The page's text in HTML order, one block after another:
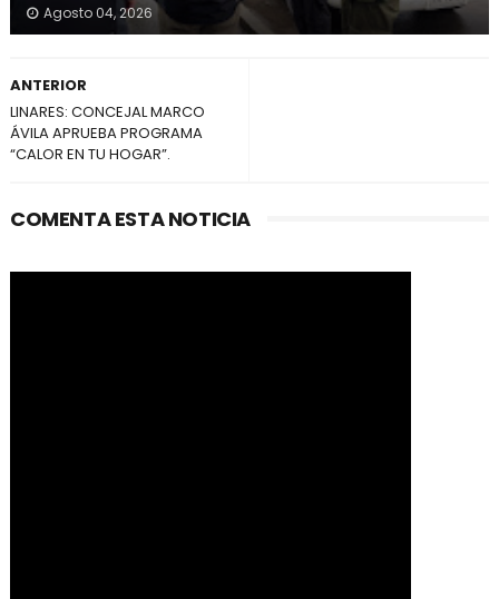
Agosto 04, 2026
ANTERIOR
LINARES: CONCEJAL MARCO
ÁVILA APRUEBA PROGRAMA
“CALOR EN TU HOGAR”.
COMENTA ESTA NOTICIA